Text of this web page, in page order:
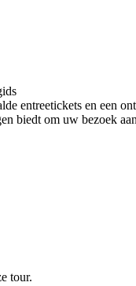
entreetickets en een
biedt om uw bezoek
tour.